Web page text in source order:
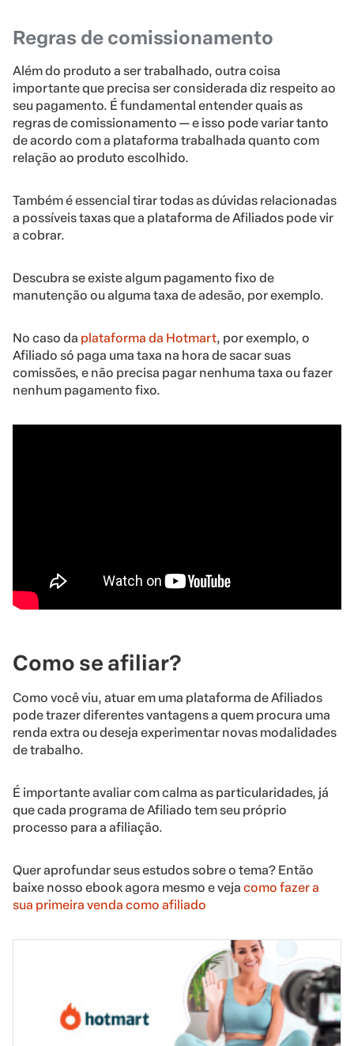
Regras de comissionamento
Além do produto a ser trabalhado, outra coisa
importante que precisa ser considerada diz respeito ao
seu pagamento. É fundamental entender quais as
regras de comissionamento — e isso pode variar tanto
de acordo com a plataforma trabalhada quanto com
relação ao produto escolhido.
Também é essencial tirar todas as dúvidas relacionadas
a possíveis taxas que a plataforma de Afiliados pode vir
a cobrar.
Descubra se existe algum pagamento fixo de
manutenção ou alguma taxa de adesão, por exemplo.
No caso da plataforma da Hotmart, por exemplo, o
Afiliado só paga uma taxa na hora de sacar suas
comissões, e não precisa pagar nenhuma taxa ou fazer
nenhum pagamento fixo.
Como se afiliar?
Como você viu, atuar em uma plataforma de Afiliados
pode trazer diferentes vantagens a quem procura uma
renda extra ou deseja experimentar novas modalidades
de trabalho.
É importante avaliar com calma as particularidades, já
que cada programa de Afiliado tem seu próprio
processo para a afiliação.
Quer aprofundar seus estudos sobre o tema? Então
baixe nosso ebook agora mesmo e veja como fazer a
sua primeira venda como afiliado